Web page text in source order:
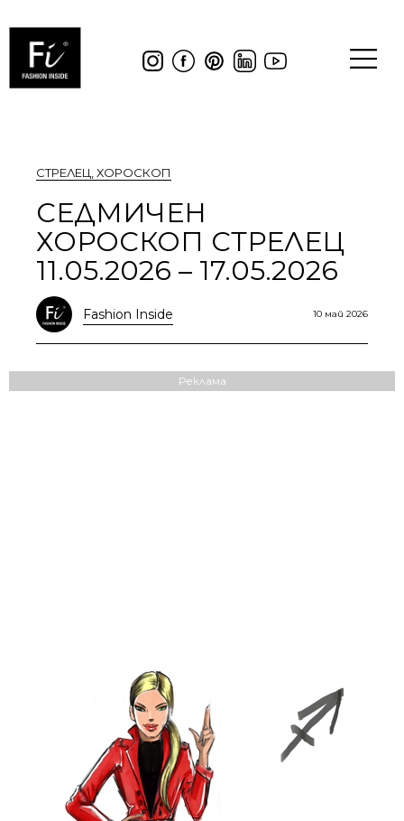
СТРЕЛЕЦ ХОРОСКОП
СЕДМИЧЕН
ХОРОСКОП СТРЕЛЕЦ
11.05.2026 – 17.05.2026
Fashion Inside 10 май 2026
Реклама